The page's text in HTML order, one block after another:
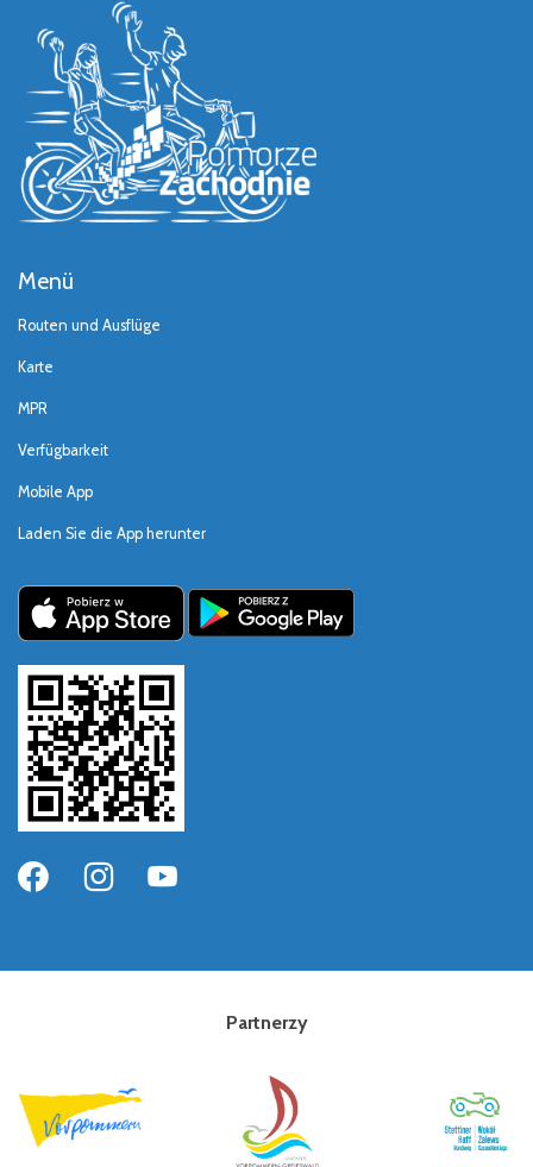
Menü
Routen und Ausflüge
Karte
MPR
Verfügbarkeit
Mobile App
Laden Sie die App herunter
Partnerzy